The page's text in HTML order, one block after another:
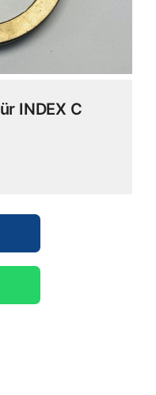
INDEX C